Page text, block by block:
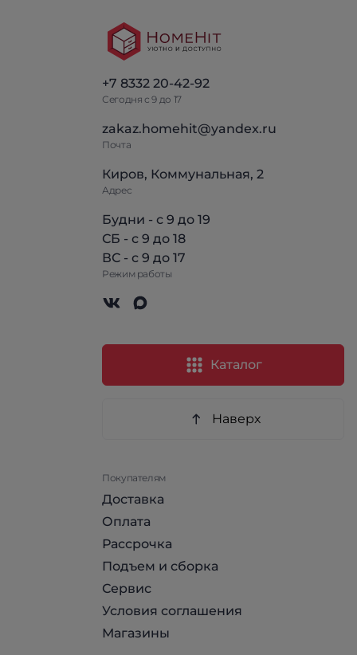
+7 8332 20-42-92
Сегодня с 9 до 17
zakaz.homehit@yandex.ru
Почта
Киров, Коммунальная, 2
Адрес
Будни - с 9 до 19
СБ - с 9 до 18
ВС - с 9 до 17
Режим работы
Каталог
Наверх
Покупателям
Доставка
Оплата
Рассрочка
Подъем и сборка
Сервис
Условия соглашения
Магазины